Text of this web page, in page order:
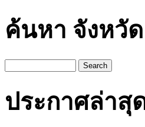
ค้นหา จังหวัด
Search
ประกาศล่าสุ